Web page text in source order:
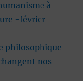
à
-février
philosophique
nos